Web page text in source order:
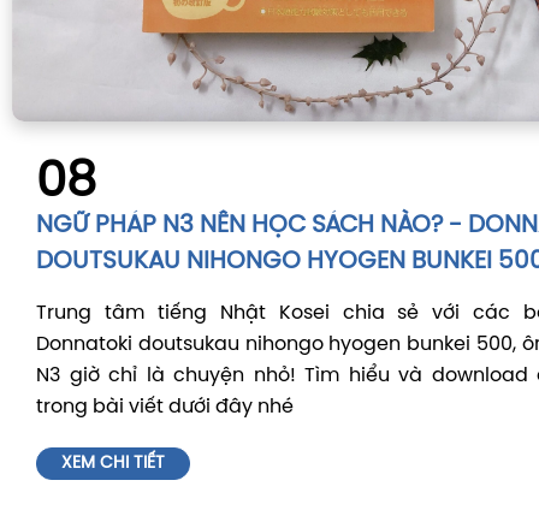
08
NGỮ PHÁP N3 NÊN HỌC SÁCH NÀO? -
DOUTSUKAU NIHONGO HYOGEN BUNKEI
Trung tâm tiếng Nhật Kosei chia sẻ với các
Donnatoki doutsukau nihongo hyogen bunkei 500,
N3 giờ chỉ là chuyện nhỏ! Tìm hiểu và download
trong bài viết dưới đây nhé
XEM CHI TIẾT